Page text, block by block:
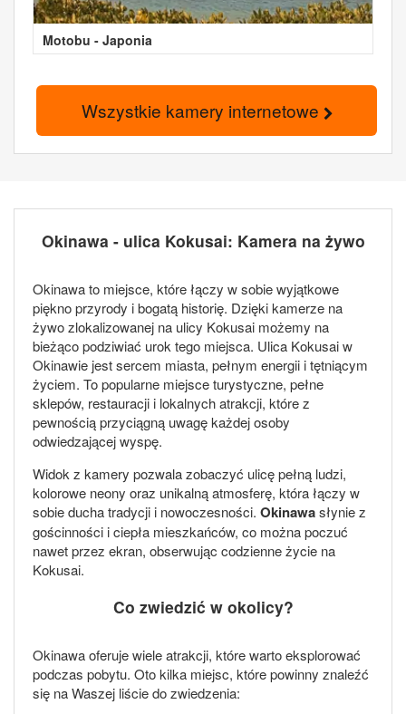
Motobu - Japonia
Wszystkie kamery internetowe
Okinawa - ulica Kokusai: Kamera na żywo
Okinawa to miejsce, które łączy w sobie wyjątkowe
piękno przyrody i bogatą historię. Dzięki kamerze na
żywo zlokalizowanej na ulicy Kokusai możemy na
bieżąco podziwiać urok tego miejsca. Ulica Kokusai w
Okinawie jest sercem miasta, pełnym energii i tętniącym
życiem. To popularne miejsce turystyczne, pełne
sklepów, restauracji i lokalnych atrakcji, które z
pewnością przyciągną uwagę każdej osoby
odwiedzającej wyspę.
Widok z kamery pozwala zobaczyć ulicę pełną ludzi,
kolorowe neony oraz unikalną atmosferę, która łączy w
sobie ducha tradycji i nowoczesności. Okinawasłynie z
gościnności i ciepła mieszkańców, co można poczuć
nawet przez ekran, obserwując codzienne życie na
Kokusai.
Co zwiedzić w okolicy?
Okinawa oferuje wiele atrakcji, które warto eksplorować
podczas pobytu. Oto kilka miejsc, które powinny znaleźć
się na Waszej liście do zwiedzenia: